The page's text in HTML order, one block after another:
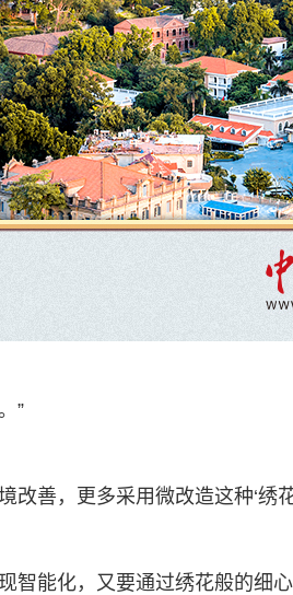
”
改善，更多采用微改造这种‘
智能化，又要通过绣花般的细